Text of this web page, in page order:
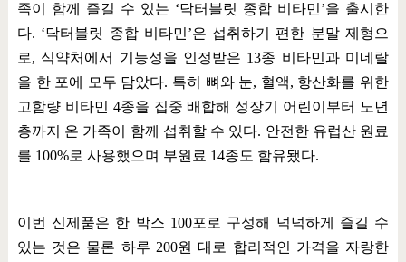
족이 함께 즐길 수 있는 ‘닥터블릿 종합 비타민’을 출시한
다. ‘닥터블릿 종합 비타민’은 섭취하기 편한 분말 제형으
로, 식약처에서 기능성을 인정받은 13종 비타민과 미네랄
을 한 포에 모두 담았다. 특히 뼈와 눈, 혈액, 항산화를 위한
고함량 비타민 4종을 집중 배합해 성장기 어린이부터 노년
층까지 온 가족이 함께 섭취할 수 있다. 안전한 유럽산 원료
를 100%로 사용했으며 부원료 14종도 함유됐다.
이번 신제품은 한 박스 100포로 구성해 넉넉하게 즐길 수
있는 것은 물론 하루 200원 대로 합리적인 가격을 자랑한